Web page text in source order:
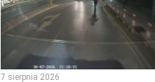
7 sierpnia 2026